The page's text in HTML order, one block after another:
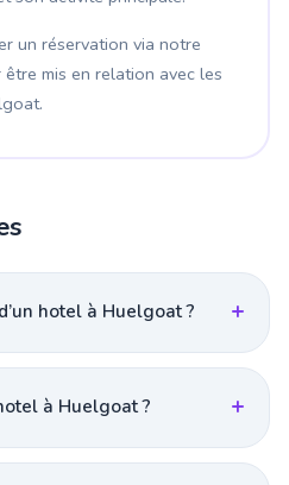
un réservation via notre
mis en relation avec les
hotel à Huelgoat ?
à Huelgoat ?